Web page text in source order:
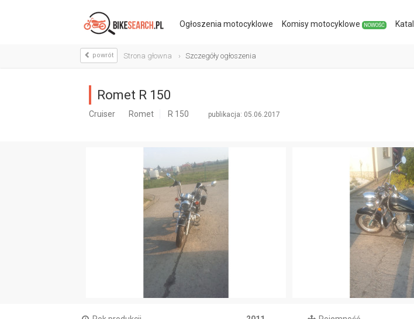
Ogłoszenia motocyklowe Komisymotocyklowe NOWOŚĆ
powrót Strona głowna Szczegóły ogłoszenia
Romet R 150
Cruiser Romet R 150 publikacja: 05.06.2017